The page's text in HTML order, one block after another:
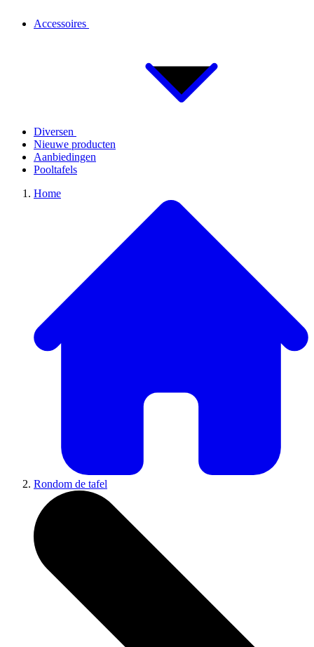
Accessoires
Diversen
Nieuwe producten
Aanbiedingen
Pooltafels
Home
Rondom de tafel